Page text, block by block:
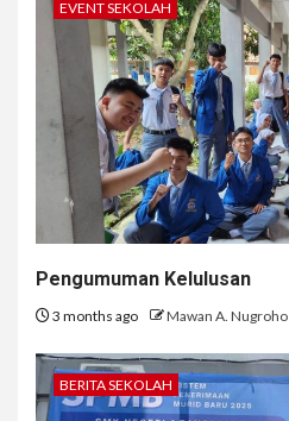
EVENT SEKOLAH
Pengumuman Kelulusan
3 months ago Mawan A. Nugroho
BERITA SEKOLAH